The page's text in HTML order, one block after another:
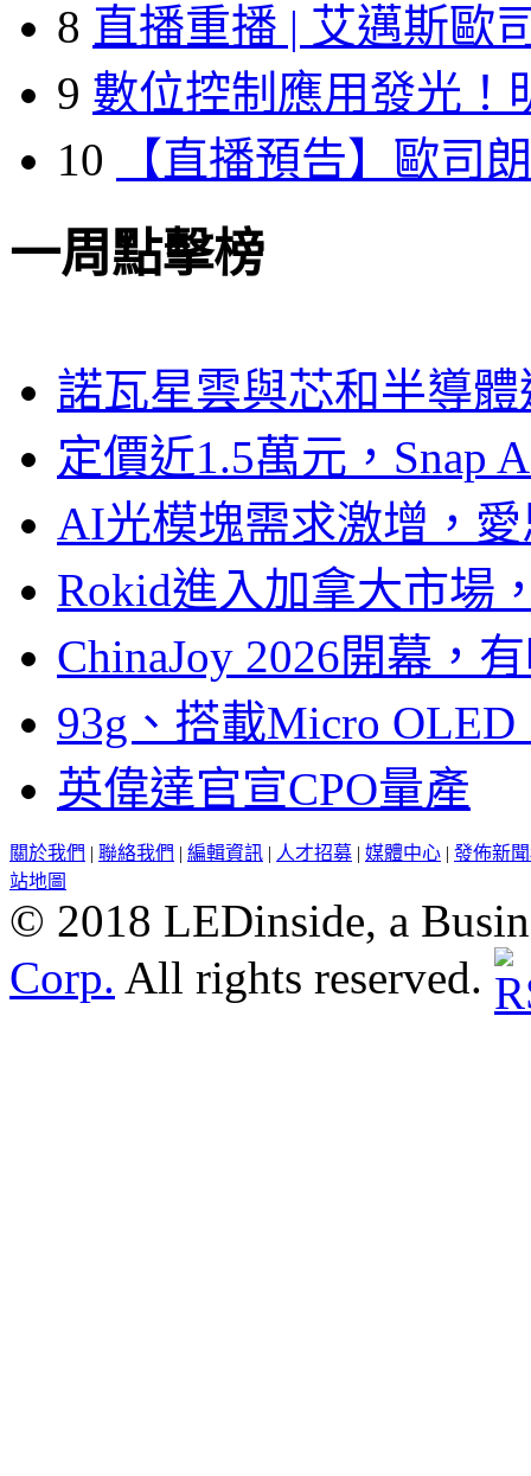
8 直播重播 | 艾邁斯歐
9 數位控制應用發光！
10
【直播預告】歐司
一周點擊榜
諾瓦星雲與芯和半導
定價近1.5萬元，Snap
AI光模塊需求激增，
Rokid進入加拿大市場
ChinaJoy 2026開幕，
93g、搭載Micro
英偉達官宣CPO量產
關於我們 | 聯絡我們 | 編輯資訊 | 人才招募 | 媒體中心 | 發佈新
站地圖
© 2018 LEDinside, a
Corp. All rights reserved.